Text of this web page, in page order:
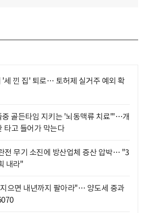
'세 낀 집' 퇴로… 토허제 실거주 예외 확
중 골든타임 지키는 '뇌동맥류 치료'"…개
타고 들어가 막는다
전 무기 소진에 방산업체 증산 압박… "3
내라"
으면 내년까지 팔아라"… 양도세 중과